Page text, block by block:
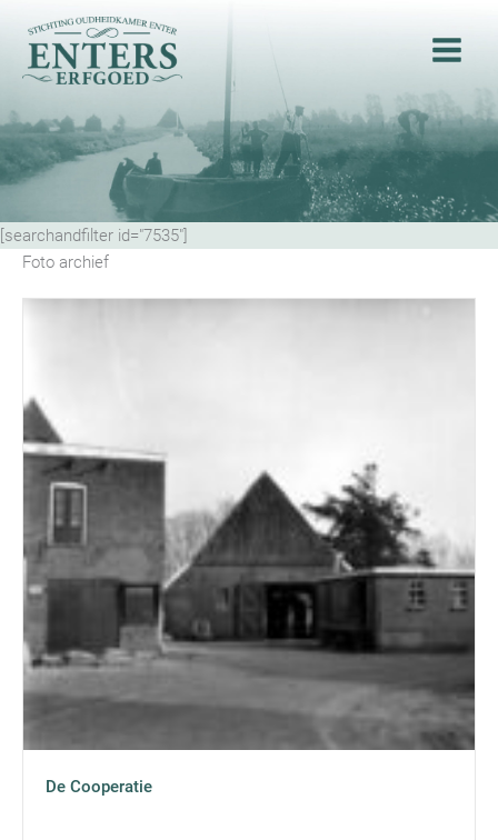
naar
Foto archief
De Cooperatie
[searchandfilter id="7535"]